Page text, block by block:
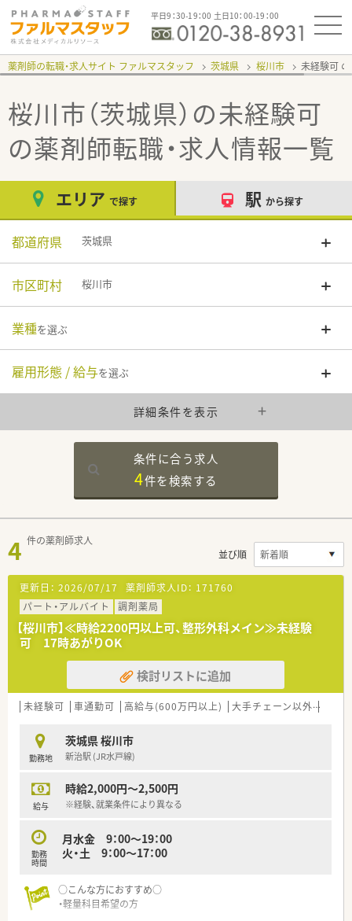
平日9：30-19：00 土日10：00-19：00
薬剤師の転職・求人サイト ファルマスタッフ 茨城県 桜川市 未経験可
桜川市（茨城県）の未経験可
の薬剤師転職・求人情報一覧
エリア で探す 駅 から探す
都道府県 茨城県
市区町村 桜川市
業種を選ぶ
雇用形態 / 給与を選ぶ
詳細条件を表示
条件に合う求人
4件を検索する
4 件の薬剤師求人
並び順
更新日： 2026/07/17 薬剤師求人ID： 171760
パート・アルバイト
調剤薬局
【桜川市】≪時給2200円以上可、整形外科メイン≫未経験
可 17時あがりOK
検討リストに追加
未経験可 車通勤可 高給与(600万円以上) 大手チェーン以外
勤務地
茨城県 桜川市
新治駅 (JR水戸線)
給与
時給2,000円～2,500円
※経験、就業条件により異なる
勤務
時間
月水金 9：00～19：00
火・土 9：00～17：00
○こんな方におすすめ○
・軽量科目希望の方